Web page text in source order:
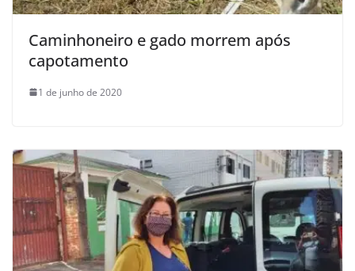
Caminhoneiro e gado morrem após
capotamento
1 de junho de 2020